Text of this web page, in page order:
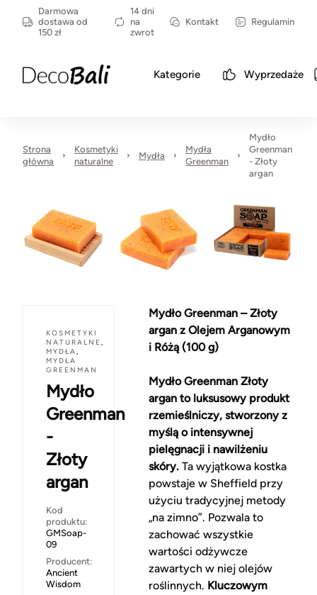
Darmowa
dostawa od
150 zł
14 dni
na
zwrot
Kontakt Regulamin
Kategorie Wyprzedaże
Strona
główna
Kosmetyki
naturalne
Mydła
Mydła
Greenman
Mydło
Greenman
- Złoty
argan
KOSMETYKI
NATURALNE ,
MYDŁA,
MYDŁA
GREENMAN
Mydło
Greenman
-
Złoty
argan
Kod
produktu:
GMSoap-
09
Producent:
Ancient
Wisdom
Mydło Greenman – Złoty
argan z Olejem Arganowym
i Różą (100 g)
Mydło Greenman Złoty
argan to luksusowy produkt
rzemieślniczy, stworzony z
myślą o intensywnej
pielęgnacji i nawilżeniu
skóry.Ta wyjątkowa kostka
powstaje w Sheffield przy
użyciu tradycyjnej metody
„na zimno”. Pozwala to
zachować wszystkie
wartości odżywcze
zawartych w niej olejów
roślinnych. Kluczowym